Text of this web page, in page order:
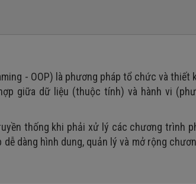
- OOP) là phương pháp tổ chức và thiết
giữa dữ liệu (thuộc tính) và hành vi
thống khi phải xử lý các chương trình
dàng hình dung, quản lý và mở rộng